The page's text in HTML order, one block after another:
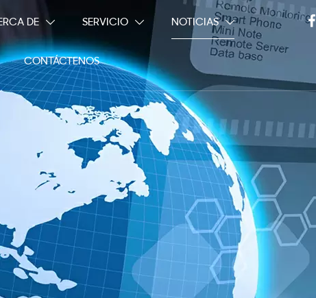
DE  SERVICIO  NOTICIAS 
CONTÁCTENOS
